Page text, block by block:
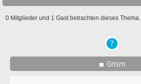
0 Mitglieder und 1 Gast betrachten dieses Thema.
Grism